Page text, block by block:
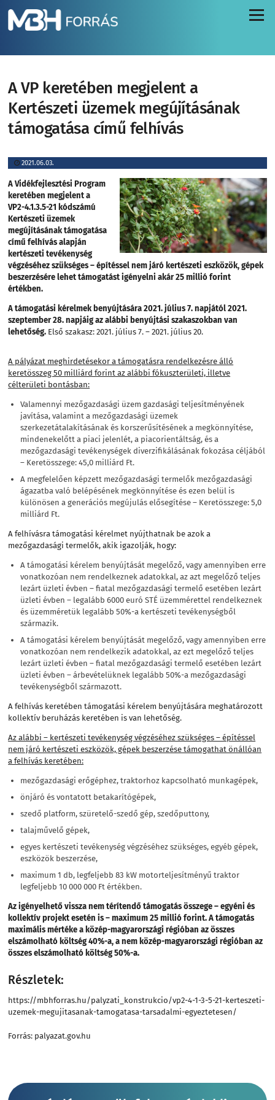
Menü
A VP keretében megjelent a
Kertészeti üzemek megújításának
támogatása című felhívás
2021.06.03.
A Vidékfejlesztési Program
keretében megjelent a
VP2-4.1.3.5-21 kódszámú
Kertészeti üzemek
megújításának támogatása
című felhívás alapján
kertészeti tevékenység
végzéséhez szükséges – építéssel nem járó kertészeti eszközök, gépek
beszerzésére lehet támogatást igényelni akár 25 millió forint
értékben.
A támogatási kérelmek benyújtására 2021. július 7. napjától 2021.
szeptember 28. napjáig az alábbi benyújtási szakaszokban van
lehetőség. Első szakasz: 2021. július 7. – 2021. július 20.
A pályázat meghirdetésekor a támogatásra rendelkezésre álló
keretösszeg 50 milliárd forint az alábbi fókuszterületi, illetve
célterületi bontásban:
Valamennyi mezőgazdasági üzem gazdasági teljesítményének
javítása, valamint a mezőgazdasági üzemek
szerkezetátalakításának és korszerűsítésének a megkönnyítése,
mindenekelőtt a piaci jelenlét, a piacorientáltság, és a
mezőgazdasági tevékenységek diverzifikálásának fokozása céljából
– Keretösszege: 45,0 milliárd Ft.
A megfelelően képzett mezőgazdasági termelők mezőgazdasági
ágazatba való belépésének megkönnyítése és ezen belül is
különösen a generációs megújulás elősegítése – Keretösszege: 5,0
milliárd Ft.
A felhívásra támogatási kérelmet nyújthatnak be azok a
mezőgazdasági termelők, akik igazolják, hogy:
A támogatási kérelem benyújtását megelőző, vagy amennyiben erre
vonatkozóan nem rendelkeznek adatokkal, az azt megelőző teljes
lezárt üzleti évben – fiatal mezőgazdasági termelő esetében lezárt
üzleti évben – legalább 6000 euró STÉ üzemmérettel rendelkeznek
és üzemméretük legalább 50%-a kertészeti tevékenységből
származik.
A támogatási kérelem benyújtását megelőző, vagy amennyiben erre
vonatkozóan nem rendelkezik adatokkal, az ezt megelőző teljes
lezárt üzleti évben – fiatal mezőgazdasági termelő esetében lezárt
üzleti évben – árbevételüknek legalább 50%-a mezőgazdasági
tevékenységből származott.
A felhívás keretében támogatási kérelem benyújtására meghatározott
kollektív beruházás keretében is van lehetőség.
Az alábbi – kertészeti tevékenység végzéséhez szükséges – építéssel
nem járó kertészeti eszközök, gépek beszerzése támogathat önállóan
a felhívás keretében:
mezőgazdasági erőgéphez, traktorhoz kapcsolható munkagépek,
önjáró és vontatott betakarítógépek,
szedő platform, szüretelő-szedő gép, szedőputtony,
talajművelő gépek,
egyes kertészeti tevékenység végzéséhez szükséges, egyéb gépek,
eszközök beszerzése,
maximum 1 db, legfeljebb 83 kW motorteljesítményű traktor
legfeljebb 10 000 000 Ft értékben.
Az igényelhető vissza nem térítendő támogatás összege – egyéni és
kollektív projekt esetén is – maximum 25 millió forint. A támogatás
maximális mértéke a közép-magyarországi régióban az összes
elszámolható költség 40%-a, a nem közép-magyarországi régióban az
összes elszámolható költség 50%-a.
Részletek:
https://mbhforras.hu/palyzati_konstrukcio/vp2-4-1-3-5-21-kerteszeti-
uzemek-megujitasanak-tamogatasa-tarsadalmi-egyeztetesen/
Forrás: palyazat.gov.hu